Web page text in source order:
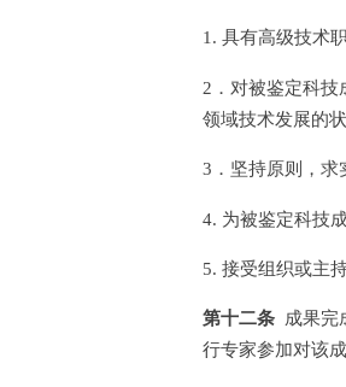
1. 具有高级技术
2．对被鉴定科
领域技术发展的
3．坚持原则，求
4. 为被鉴定科技
5. 接受组织或主
第十二条成果完
行专家参加对该